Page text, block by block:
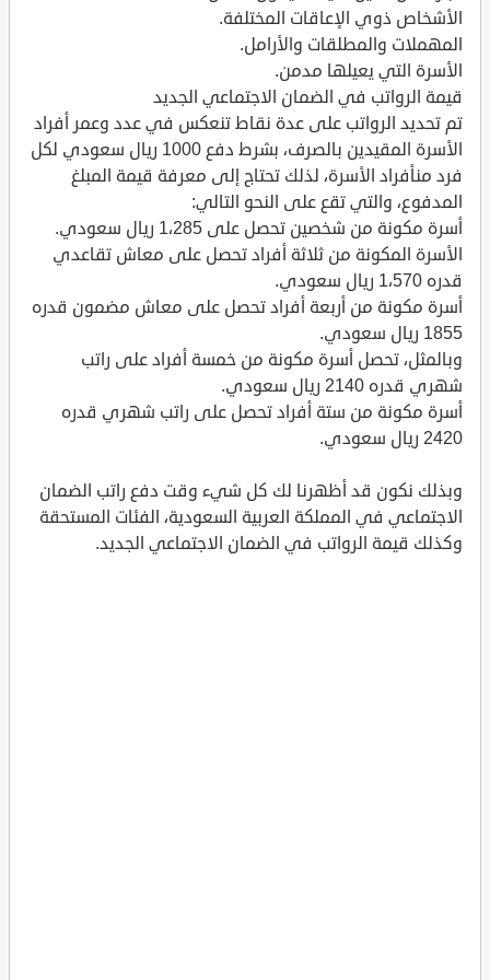
الأشخاص ذوي الإعاقات المختلفة.
المهملات والمطلقات والأرامل.
الأسرة التي يعيلها مدمن.
قيمة الرواتب في الضمان الاجتماعي الجديد
تم تحديد الرواتب على عدة نقاط تنعكس في عدد وعمر أفراد
الأسرة المقيدين بالصرف، بشرط دفع 1000 ريال سعودي لكل
فرد منأفراد الأسرة، لذلك تحتاج إلى معرفة قيمة المبلغ
المدفوع، والتي تقع على النحو التالي:
أسرة مكونة من شخصين تحصل على 1،285 ريال سعودي.
الأسرة المكونة من ثلاثة أفراد تحصل على معاش تقاعدي
قدره 1،570 ريال سعودي.
أسرة مكونة من أربعة أفراد تحصل على معاش مضمون قدره
1855 ريال سعودي.
وبالمثل، تحصل أسرة مكونة من خمسة أفراد على راتب
شهري قدره 2140 ريال سعودي.
أسرة مكونة من ستة أفراد تحصل على راتب شهري قدره
2420 ريال سعودي.
وبذلك نكون قد أظهرنا لك كل شيء وقت دفع راتب الضمان
الاجتماعي في المملكة العربية السعودية، الفئات المستحقة
وكذلك قيمة الرواتب في الضمان الاجتماعي الجديد.